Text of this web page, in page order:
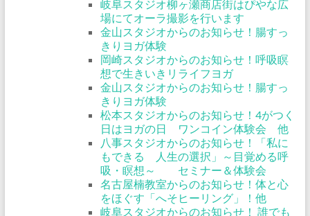
岐阜スタジオ柳ヶ瀬商店街はぴやな広
場にてオーラ撮影を行います
金山スタジオからのお知らせ！腸すっ
きりヨガ体験
岡崎スタジオからのお知らせ！呼吸瞑
想で生きいきリライフヨガ
金山スタジオからのお知らせ！腸すっ
きりヨガ体験
松本スタジオからのお知らせ！4がつく
日はヨガの日 ワンコイン体験会 他
八事スタジオからのお知らせ！「私に
もできる 人生の選択」～目覚める呼
吸・瞑想～ セミナー＆体験会
名古屋楠教室からのお知らせ！体と心
をほぐす「へそヒーリング」！他
岐阜スタジオからのお知らせ！ 誰でも